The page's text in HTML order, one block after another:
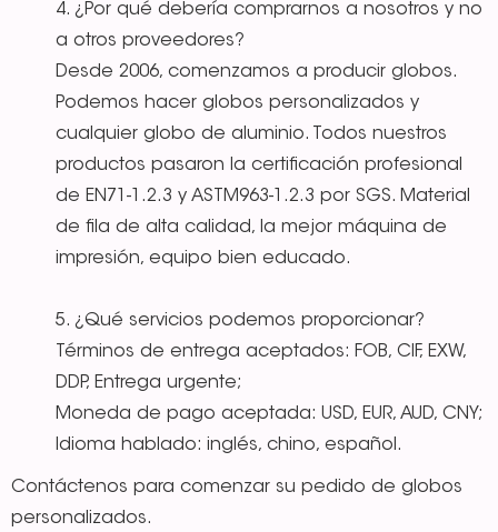
4. ¿Por qué debería comprarnos a nosotros y no
a otros proveedores?
Desde 2006, comenzamos a producir globos.
Podemos hacer globos personalizados y
cualquier globo de aluminio. Todos nuestros
productos pasaron la certificación profesional
de EN71-1.2.3 y ASTM963-1.2.3 por SGS. Material
de fila de alta calidad, la mejor máquina de
impresión, equipo bien educado.
5. ¿Qué servicios podemos proporcionar?
Términos de entrega aceptados: FOB, CIF, EXW,
DDP, Entrega urgente;
Moneda de pago aceptada: USD, EUR, AUD, CNY;
Idioma hablado: inglés, chino, español.
Contáctenos para comenzar su pedido de globos
personalizados.